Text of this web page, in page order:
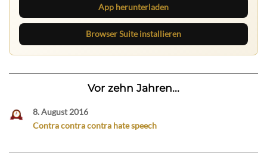
App herunterladen
Browser Suite installieren
Vor zehn Jahren...
8. August 2016
Contra contra contra hate speech